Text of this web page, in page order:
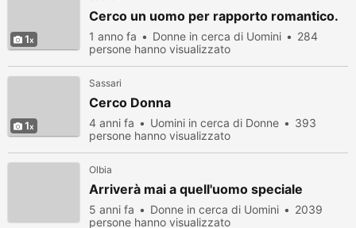
1
Cerco un uomo per rapporto romantico.
1 anno fa Donne in cerca di Uomini
284
persone hanno visualizzato
1
Sassari
Cerco Donna
4 anni fa Uomini in cerca di Donne
393
persone hanno visualizzato
Olbia
Arriverà mai a quell'uomo speciale
5 anni fa Donne in cerca di Uomini
2039
persone hanno visualizzato